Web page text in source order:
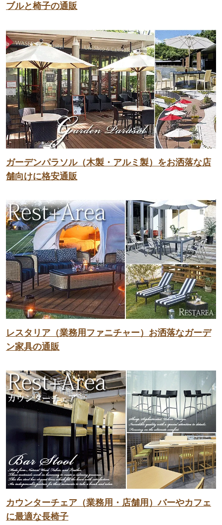
ブルと椅子の通販
ガーデンパラソル（木製・アルミ製）をお洒落な店
舗向けに格安通販
レスタリア（業務用ファニチャー）お洒落なガーデ
ン家具の通販
カウンターチェア（業務用・店舗用）バーやカフェ
に最適な長椅子